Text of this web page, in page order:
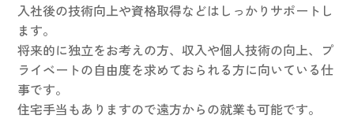
入社後の技術向上や資格取得などはしっかりサポートし
ます。
将来的に独立をお考えの方、収入や個人技術の向上、プ
ライベートの自由度を求めておられる方に向いている仕
事です。
住宅手当もありますので遠方からの就業も可能です。